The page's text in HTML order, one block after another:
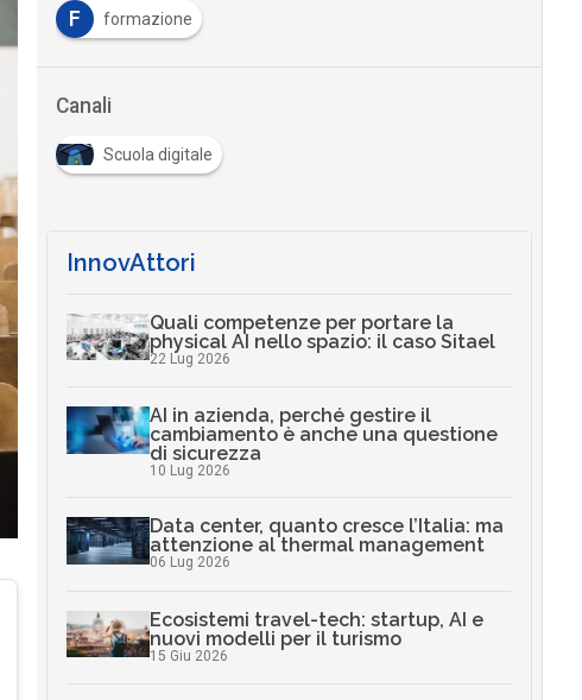
F formazione
Canali
Scuola digitale
InnovAttori
Quali competenze per portare la
physical AI nello spazio: il caso Sitael
22 Lug 2026
AI in azienda, perché gestire il
cambiamento è anche una questione
di sicurezza
10 Lug 2026
Data center, quanto cresce l’Italia: ma
attenzione al thermal management
06 Lug 2026
Ecosistemi travel-tech: startup, AI e
nuovi modelli per il turismo
15 Giu 2026